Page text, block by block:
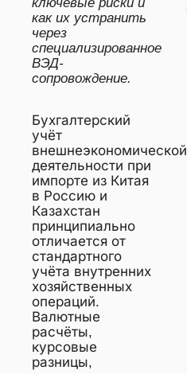
как их устранить
через
специализированное
ВЭД-
сопровождение.
Бухгалтерский
учёт
внешнеэкономической
деятельности при
импорте из Китая
в Россию и
Казахстан
принципиально
отличается от
стандартного
учёта внутренних
хозяйственных
операций.
Валютные
расчёты,
курсовые
разницы,